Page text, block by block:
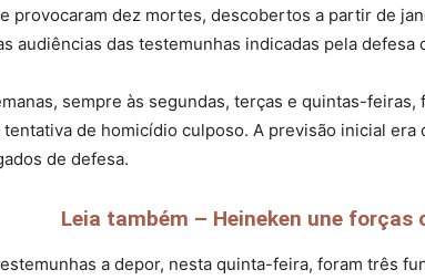
provocaram dez mortes, descobertos a partir de
audiências das testemunhas indicadas pela defesa
sempre às segundas, terças e quintas-
de homicídio culposo. A previsão inicial
de defesa.
Leia também – Heineken une
a depor, nesta quinta-feira, foram três